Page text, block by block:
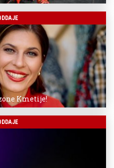
Kmetije!